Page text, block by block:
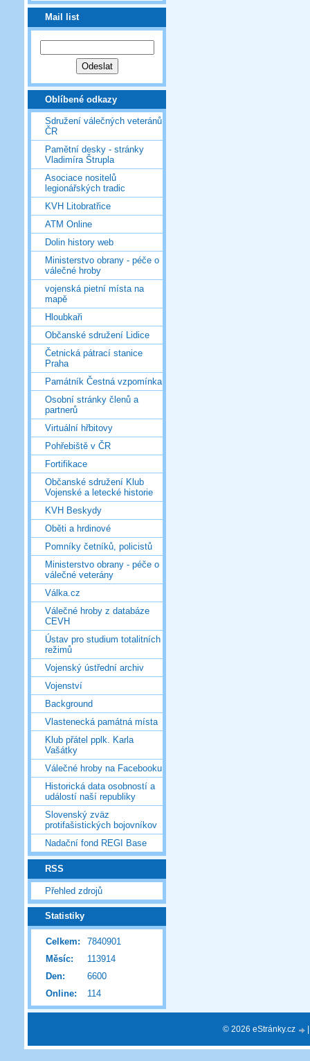
Mail list
Oblíbené odkazy
Sdružení válečných veteránů
ČR
Pamětní desky - stránky
Vladimíra Štrupla
Asociace nositelů
legionářských tradic
KVH Litobratřice
ATM Online
Dolin history web
Ministerstvo obrany - péče o
válečné hroby
vojenská pietní místa na
mapě
Hloubkaři
Občanské sdružení Lidice
Četnická pátrací stanice
Praha
Památník Čestná vzpomínka
Osobní stránky členů a
partnerů
Virtuální hřbitovy
Pohřebiště v ČR
Fortifikace
Občanské sdružení Klub
Vojenské a letecké historie
KVH Beskydy
Oběti a hrdinové
Pomníky četníků, policistů
Ministerstvo obrany - péče o
válečné veterány
Válka.cz
Válečné hroby z databáze
CEVH
Ústav pro studium totalitních
režimů
Vojenský ústřední archiv
Vojenství
Background
Vlastenecká památná místa
Klub přátel pplk. Karla
Vašátky
Válečné hroby na Facebooku
Historická data osobností a
událostí naší republiky
Slovenský zväz
protifašistických bojovníkov
Nadační fond REGI Base
RSS
Přehled zdrojů
Statistiky
Online: 114
Celkem:
7840901
Měsíc:
113914
Den:
6600
© 2026 eStránky.cz